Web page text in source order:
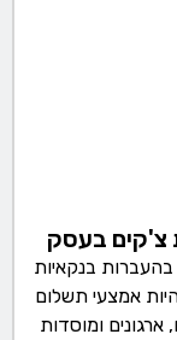
צ'קים בעסק
בנקאיות
אמצעי תשלום
ומוסדות